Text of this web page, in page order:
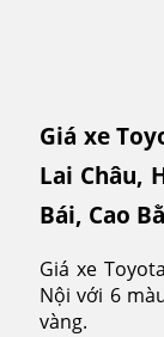
Giá xe
Lai Châu,
Bái, Cao
Giá xe
Nội với 6
vàng.